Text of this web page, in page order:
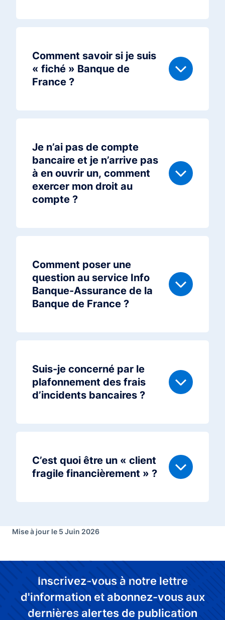
Comment savoir si je suis
« fiché » Banque de
France ?
Je n’ai pas de compte
bancaire et je n’arrive pas
à en ouvrir un, comment
exercer mon droit au
compte ?
Comment poser une
question au service Info
Banque-Assurance de la
Banque de France ?
Suis-je concerné par le
plafonnement des frais
d’incidents bancaires ?
C’est quoi être un « client
fragile financièrement » ?
Mise à jour le 5 Juin 2026
Inscrivez-vous à notre lettre
d'information et abonnez-vous aux
dernières alertes de publication